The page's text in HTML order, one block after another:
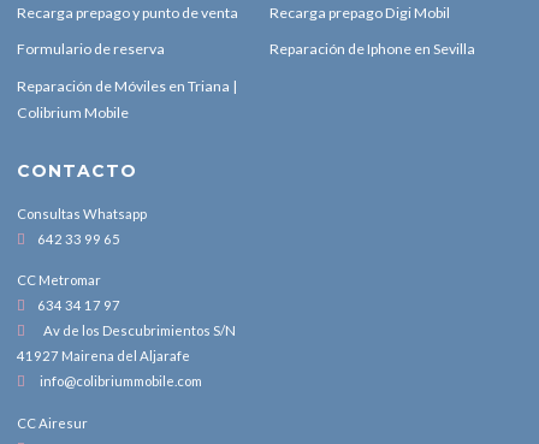
Recarga prepago y punto de venta Recarga prepago Digi Mobil
Formulario de reserva Reparación de Iphone en Sevilla
Reparación de Móviles en Triana |
Colibrium Mobile
CONTACTO
Consultas Whatsapp
642 33 99 65
CC Metromar
634 34 17 97
Av de los Descubrimientos S/N
41927 Mairena del Aljarafe
info@colibriummobile.com
CC Airesur